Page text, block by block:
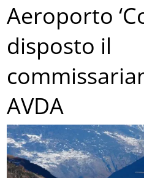
Aeroporto
disposto il
AVDA